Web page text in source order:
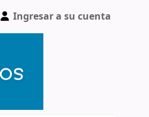
Ingresar a su cuenta